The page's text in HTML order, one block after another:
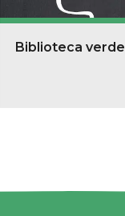
Biblioteca verde